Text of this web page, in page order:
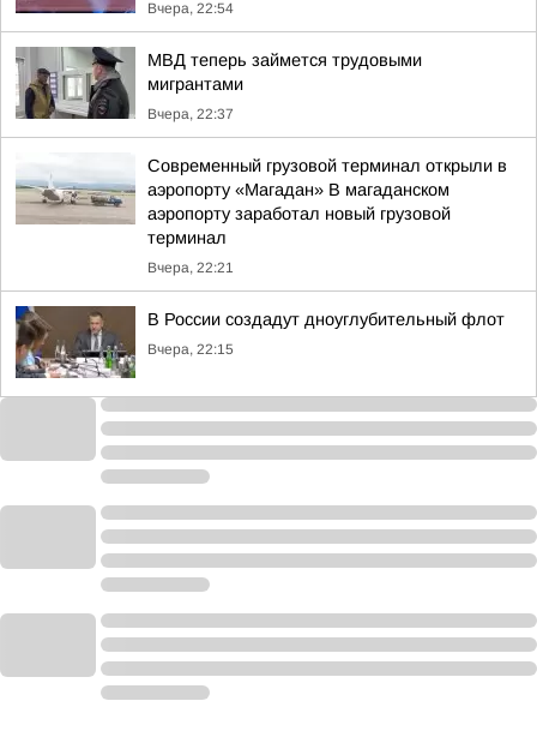
Вчера, 22:54
МВД теперь займется трудовыми
мигрантами
Вчера, 22:37
Современный грузовой терминал открыли в
аэропорту «Магадан» В магаданском
аэропорту заработал новый грузовой
терминал
Вчера, 22:21
В России создадут дноуглубительный флот
Вчера, 22:15